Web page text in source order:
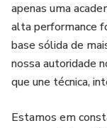
apenas uma
alta performance
base sólida de
nossa autoridade
que une técnica,
Estamos em